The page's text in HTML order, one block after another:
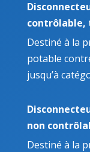
contrôlable,
Destiné à la
potable
jusqu’à
non
Destiné à la